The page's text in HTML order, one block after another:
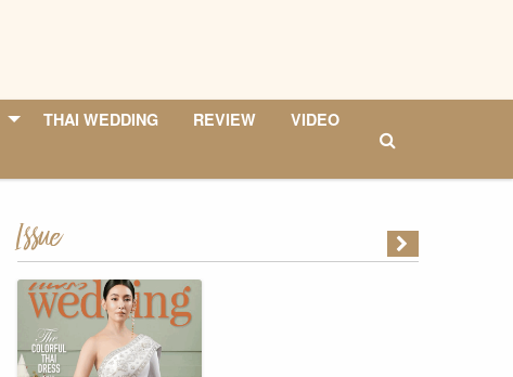
THAI WEDDING REVIEW
VIDEO
Issue